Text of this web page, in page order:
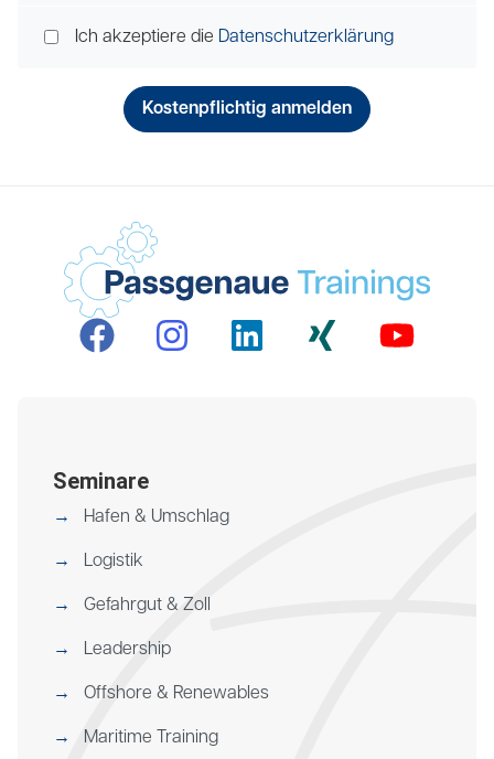
Ich akzeptiere die Datenschutzerklärung
Seminare
Hafen & Umschlag
Logistik
Gefahrgut & Zoll
Leadership
Offshore & Renewables
Maritime Training